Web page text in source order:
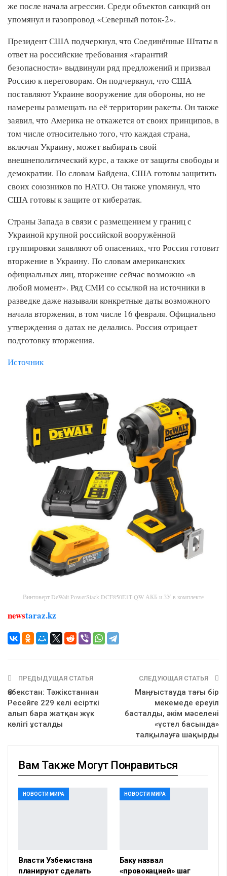
же после начала агрессии. Среди объектов санкций он
упомянул и газопровод «Северный поток-2».
Президент США подчеркнул, что Соединённые Штаты в
ответ на российские требования «гарантий
безопасности» выдвинули ряд предложений и призвал
Россию к переговорам. Он подчеркнул, что США
поставляют Украине вооружение для обороны, но не
намерены размещать на её территории ракеты. Он также
заявил, что Америка не откажется от своих принципов, в
том числе относительно того, что каждая страна,
включая Украину, может выбирать свой
внешнеполитический курс, а также от защиты свободы и
демократии. По словам Байдена, США готовы защитить
своих союзников по НАТО. Он также упомянул, что
США готовы к защите от кибератак.
Страны Запада в связи с размещением у границ с
Украиной крупной российской вооружённой
группировки заявляют об опасениях, что Россия готовит
вторжение в Украину. По словам американских
официальных лиц, вторжение сейчас возможно «в
любой момент». Ряд СМИ со ссылкой на источники в
разведке даже называли конкретные даты возможного
начала вторжения, в том числе 16 февраля. Официально
утверждения о датах не делались. Россия отрицает
подготовку вторжения.
Источник
Винтоверт DeWalt PowerStack DCF850E1T-QW АКБ и ЗУ в комплекте
newstaraz.kz
ПРЕДЫДУЩАЯ СТАТЬЯ
Өзбекстан: Тәжікстаннан
Ресейге 229 келі есірткі
алып бара жатқан жүк
көлігі ұсталды
СЛЕДУЮЩАЯ СТАТЬЯ
Маңғыстауда тағы бір
мекемеде ереуіл
басталды, әкім мәселені
«үстел басында»
талқылауға шақырды
Вам Также Могут Понравиться
НОВОСТИ МИРА
Власти Узбекистана
планируют сделать
НОВОСТИ МИРА
Баку назвал
«провокацией» шаг